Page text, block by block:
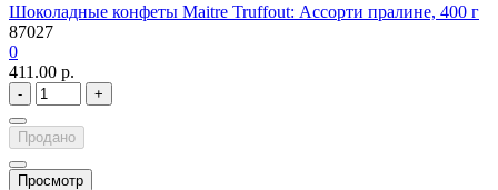
Шоколадные конфеты Maitre Truffout: Ассорти пралине, 400 г
87027
0
411.00 р.
- +
Продано
Просмотр